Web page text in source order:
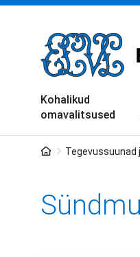
Liigu
Kohalikud
omavalitsused
Leivapuru
Tegevussuunad